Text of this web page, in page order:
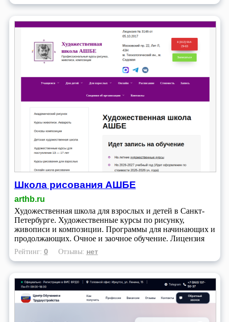
Школа рисования АШБЕ
arthb.ru
Художественная школа для взрослых и детей в Санкт-
Петербурге. Художественные курсы по рисунку,
живописи и композиции. Программы для начинающих и
продолжающих. Очное и заочное обучение. Лицензия
Рейтинг: 0 Отзывы: нет